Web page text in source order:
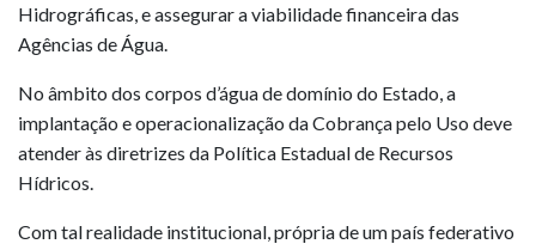
Hidrográficas, e assegurar a viabilidade financeira das
Agências de Água.
No âmbito dos corpos d’água de domínio do Estado, a
implantação e operacionalização da Cobrança pelo Uso deve
atender às diretrizes da Política Estadual de Recursos
Hídricos.
Com tal realidade institucional, própria de um país federativo